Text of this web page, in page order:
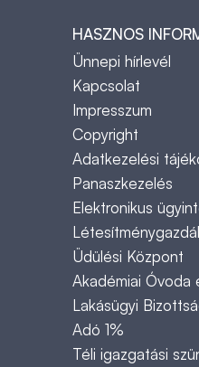
HASZNOS
Ünnepi hírlevél
Kapcsolat
Impresszum
Copyright
Adatkezelési
Panaszkezelés
Elektronikus
Üdülési Központ
Akadémiai Óvoda
Lakásügyi
Adó 1%
Téli igazgatási